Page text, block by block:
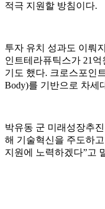
적극 지원할 방침이다.
투자 유치 성과도 이뤄
인트테라퓨틱스가 21
기도 했다. 크로스포인
Body)를 기반으로 차세
박유동 군 미래성장추
해 기술혁신을 주도하
지원에 노력하겠다”고